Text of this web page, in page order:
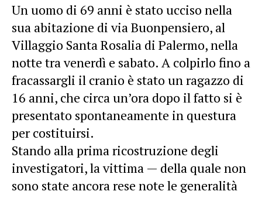
Un uomo di 69 anni è stato ucciso nella
sua abitazione di via Buonpensiero, al
Villaggio Santa Rosalia di Palermo, nella
notte tra venerdì e sabato. A colpirlo fino a
fracassargli il cranio è stato un ragazzo di
16 anni, che circa un’ora dopo il fatto si è
presentato spontaneamente in questura
per costituirsi.
Stando alla prima ricostruzione degli
investigatori, la vittima — della quale non
sono state ancora rese note le generalità